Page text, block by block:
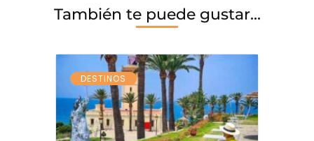
También te puede gustar...
DESTINOS